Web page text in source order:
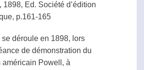
1898, Ed. Société d’édition
p.161-165
se déroule en 1898, lors
de démonstration du
américain Powell, à